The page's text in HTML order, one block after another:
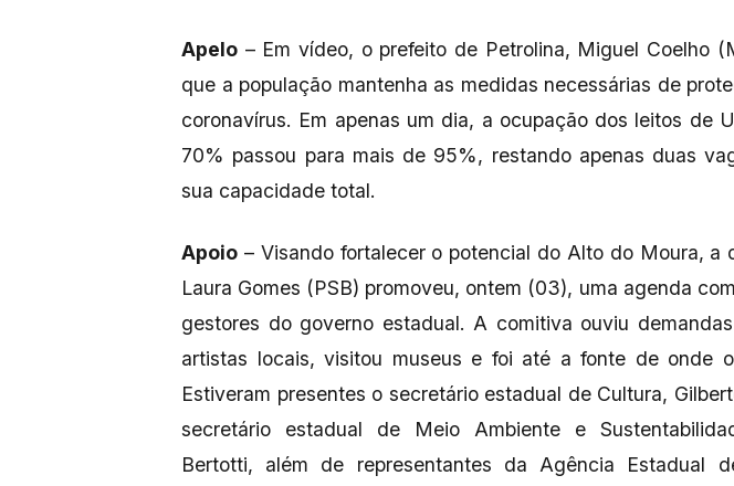
Apelo – Em vídeo, o prefeito de Petrolina, Miguel Coelho
que a população mantenha as medidas necessárias de
coronavírus. Em apenas um dia, a ocupação dos leitos de
70% passou para mais de 95%, restando apenas duas
sua capacidade total.
Apoio – Visando fortalecer o potencial do Alto do Moura, a
Laura Gomes (PSB) promoveu, ontem (03), uma agenda
gestores do governo estadual. A comitiva ouviu
artistas locais, visitou museus e foi até a fonte de onde
Estiveram presentes o secretário estadual de Cultura,
secretário estadual de Meio Ambiente e
Bertotti, além de representantes da Agência Estadual